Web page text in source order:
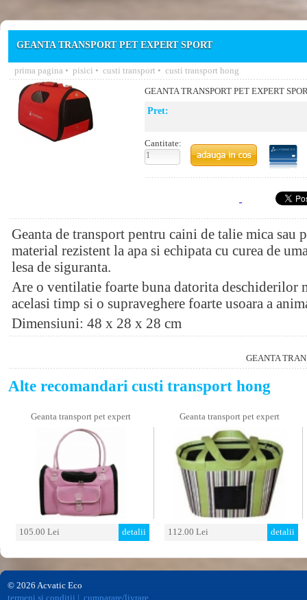
GEANTA TRANSPORT PET EXPERT SPORT
prima pagina • pisici • custi transport • custi transport hong
GEANTA TRANSPORT PET EXPERT
Pret:
Cantitate:
Geanta de transport pentru caini de talie mica sau
material rezistent la apa si echipata cu curea de
lesa de siguranta.
Are o ventilatie foarte buna datorita deschiderilor
acelasi timp si o supraveghere foarte usoara a
Dimensiuni: 48 x 28 x 28 cm
GEANTA
Alte recomandari custi transport hong
Geanta transport pet expert
105.00 Lei detalii
Geanta transport pet expert
112.00 Lei detalii
© 2026 Acvatic Eco
termeni si conditii
cumparare/livrare